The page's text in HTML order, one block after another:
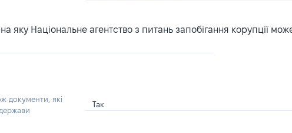
Національне агентство з питань запобігання корупції
документи, які
Так